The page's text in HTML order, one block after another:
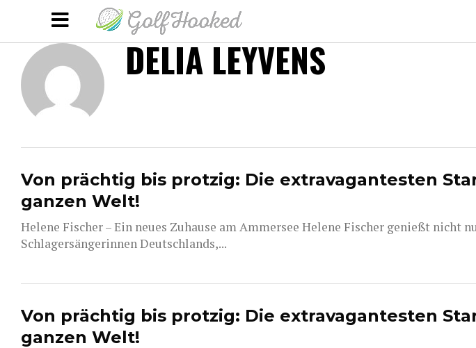
DELIA LEYVENS
Von prächtig bis protzig: Die extravagantesten
ganzen Welt!
Helene Fischer – Ein neues Zuhause am Ammersee Helene Fischer genießt nicht
Schlagersängerinnen Deutschlands,...
Von prächtig bis protzig: Die extravagantesten
ganzen Welt!